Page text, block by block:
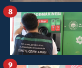
8
9